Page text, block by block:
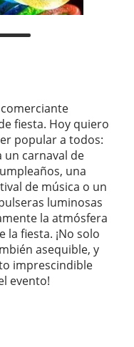
comerciante
fiesta. Hoy quiero
popular a todos:
un carnaval de
una
de música o un
luminosas
la atmósfera
la fiesta. ¡No solo
asequible, y
imprescindible
evento!